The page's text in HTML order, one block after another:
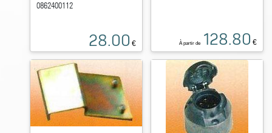
0862400112
28.00 € À partir de 128.80 €